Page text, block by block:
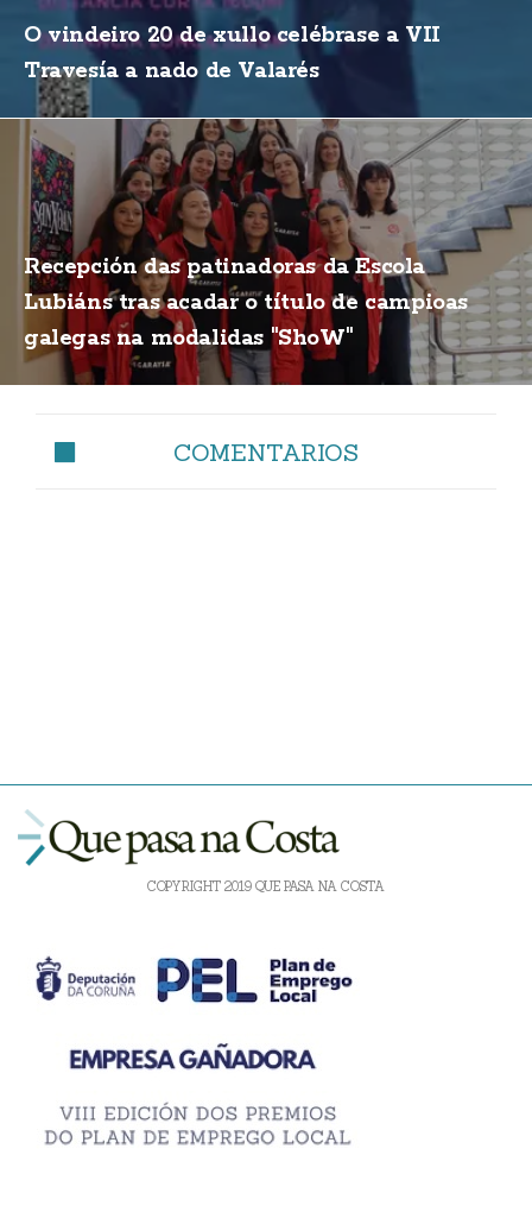
O vindeiro 20 de xullo celébrase a VII
Travesía a nado de Valarés
Recepción das patinadoras da Escola
Lubiáns tras acadar o título de campioas
galegas na modalidas "ShoW"
COMENTARIOS
COPYRIGHT 2019 QUE PASA NA COSTA